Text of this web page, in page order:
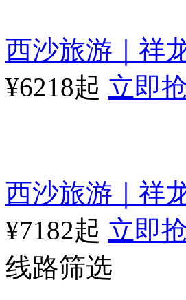
西沙旅游｜祥
¥6218起 立即
西沙旅游｜祥
¥7182起 立即
线路筛选